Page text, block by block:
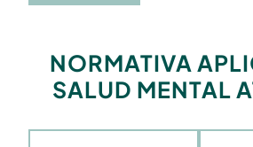
NORMATIVA
SALUD MENTAL